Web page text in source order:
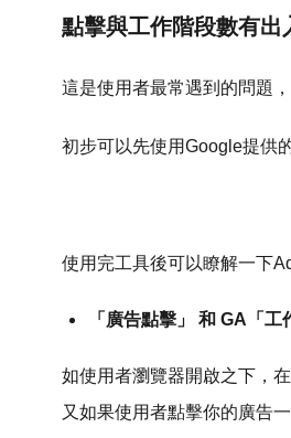
點擊與工作階段數有出
這是使用者最常遇到的問題
初步可以先使用Google提供
使用完工具後可以瞭解一下
「廣告點擊」 和 GA「
如使用者瀏覽器開啟之下，
又如果使用者點擊你的廣告